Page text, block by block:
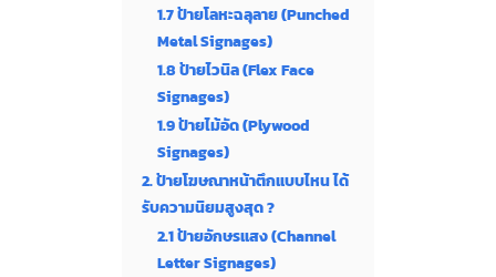
1.7 ป้ายโลหะฉลุลาย (Punched
Metal Signages)
1.8 ป้ายไวนิล (Flex Face
Signages)
1.9 ป้ายไม้อัด (Plywood
Signages)
2. ป้ายโฆษณาหน้าตึกแบบไหน ได้
รับความนิยมสูงสุด ?
2.1 ป้ายอักษรแสง (Channel
Letter Signages)